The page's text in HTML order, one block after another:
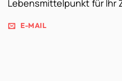
Lebensmittelpunkt für Ihr
E-MAIL